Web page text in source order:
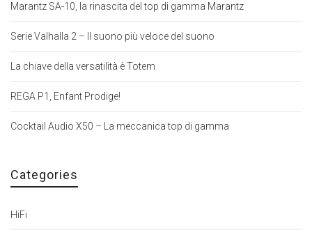
Marantz SA-10, la rinascita del top di gamma Marantz
Serie Valhalla 2 – Il suono più veloce del suono
La chiave della versatilità è Totem
REGA P1, Enfant Prodige!
Cocktail Audio X50 – La meccanica top di gamma
Categories
HiFi